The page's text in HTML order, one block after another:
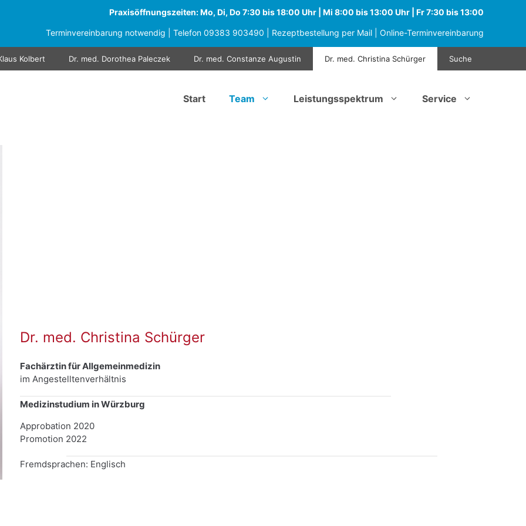
Praxisöffnungszeiten: Mo, Di, Do 7:30 bis 18:00 Uhr | Mi 8:00 bis 13:00 Uhr | Fr 7:30 bis 13:00
Terminvereinbarung notwendig | Telefon 09383 903490 Rezeptbestellung per Mail Online-Terminvereinbarung
Kolbert Dr. med. Dorothea Paleczek Dr. med. Constanze Augustin Dr. med. Christina Schürger Suche
Start Team Leistungsspektrum Service
Dr. med. Christina Schürger
Fachärztin für Allgemeinmedizin
im Angestelltenverhältnis
Medizinstudium in Würzburg
Approbation 2020
Promotion 2022
Fremdsprachen: Englisch